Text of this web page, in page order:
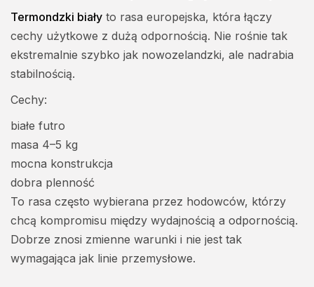
Termondzki biały to rasa europejska, która łączy
cechy użytkowe z dużą odpornością. Nie rośnie tak
ekstremalnie szybko jak nowozelandzki, ale nadrabia
stabilnością.
Cechy:
białe futro
masa 4–5 kg
mocna konstrukcja
dobra plenność
To rasa często wybierana przez hodowców, którzy
chcą kompromisu między wydajnością a odpornością.
Dobrze znosi zmienne warunki i nie jest tak
wymagająca jak linie przemysłowe.